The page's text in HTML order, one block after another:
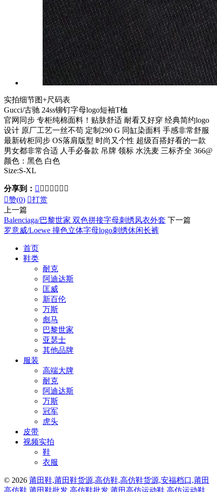
实拍细节图+尺码表
Gucci/古驰 24ss铆钉字母logo短袖T桖
官网同步 专柜纯棉面料！贴肤舒适 耐看又好穿 经典简约logo
设计 原厂工艺一丝不苟 定制290 G 同缸染面料 手感非常舒服
最新砖柜同步 OS落肩版型 时尚又个性 超级百搭好看的一款
男女都非常合适 人手必备款 吊牌 领标 水洗麦 三标齐全 366@
颜色：黑色 白色
Size:S-XL
分享到：       
赞(0) 打赏
上一篇
Balenciaga/巴黎世家 双色拼接字母刺绣风衣外套 下一篇
罗意威/Loewe 撞色立体字母logo刺绣休闲长裤
首页
鞋类
耐克
阿迪达斯
匡威
新百伦
万斯
彪马
巴黎世家
亚瑟士
其他品牌
服装
高端大牌
耐克
阿迪达斯
万斯
冠军
虎头
皮带
视频实拍
鞋
衣服
© 2026 莆田鞋,莆田鞋货源,高仿鞋,高仿鞋货源,安福档口,莆田
高仿鞋,莆田鞋批发,高仿鞋批发,莆田高仿运动鞋,高仿运动鞋,